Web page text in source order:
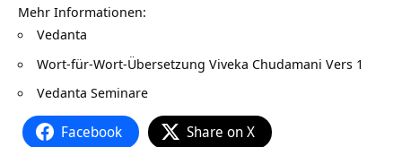
Mehr Informationen:
Vedanta
Wort-für-Wort-Übersetzung Viveka Chudamani Vers 1
Vedanta Seminare
Facebook Share on X